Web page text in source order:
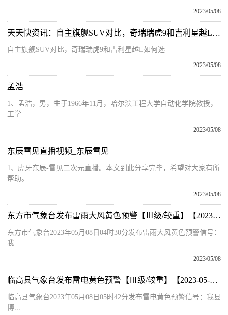
2023/05/08
天天快资讯：自主旗舰SUV对比，奇瑞瑞虎9和吉利星越L如何选
自主旗舰SUV对比，奇瑞瑞虎9和吉利星越L如何选
2023/05/08
孟浩
1、孟浩，男，生于1966年11月，哈尔滨工程大学自动化学院教授，
工学...
2023/05/08
东辰雪见直播视频_东辰雪见
1、虎牙东辰-雪见二次元直播。本文到此分享完毕，希望对大家有所
帮助。
2023/05/08
东方市气象台发布雷雨大风黄色预警【Ⅲ级/较重】【2023-05-08】|世界观焦点
东方市气象台2023年05月08日04时30分发布雷雨大风黄色预警信号：
我...
2023/05/08
临高县气象台发布雷电黄色预警【Ⅲ级/较重】【2023-05-08】
临高县气象台2023年05月08日05时42分发布雷电黄色预警信号：我县
博...